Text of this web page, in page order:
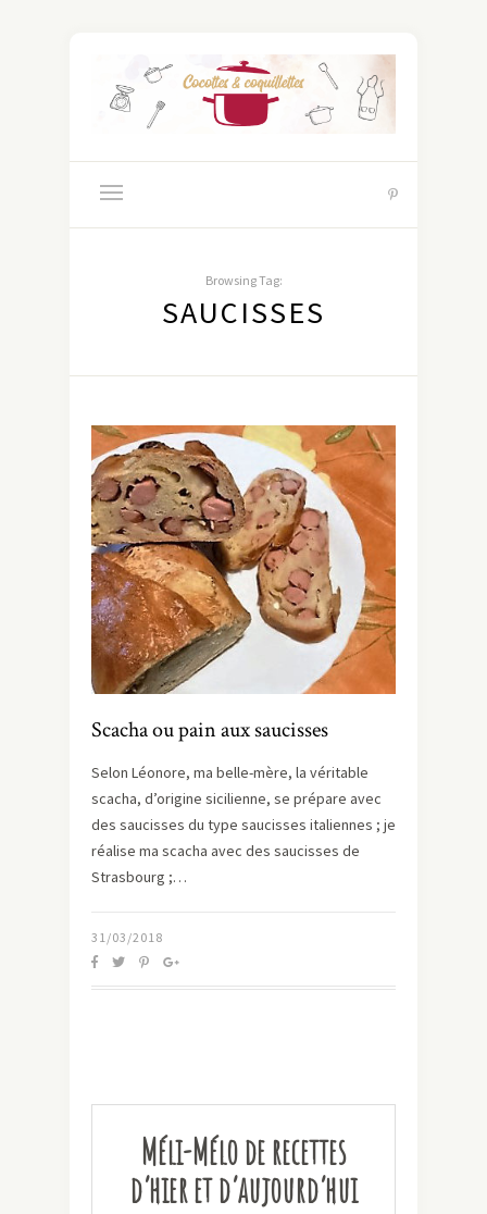
Browsing Tag:
SAUCISSES
Scacha ou pain aux saucisses
Selon Léonore, ma belle-mère, la véritable
scacha, d’origine sicilienne, se prépare avec
des saucisses du type saucisses italiennes ; je
réalise ma scacha avec des saucisses de
Strasbourg ;…
31/03/2018
Méli-Mélo de recettes
d’hier et d’aujourd’hui